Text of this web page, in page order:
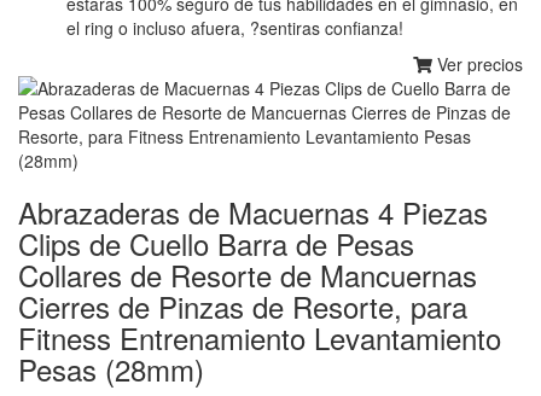
el ring o incluso afuera, ?sentiras confianza!
Ver precios
Abrazaderas de Macuernas 4 Piezas
Clips de Cuello Barra de Pesas
Collares de Resorte de Mancuernas
Cierres de Pinzas de Resorte, para
Fitness Entrenamiento Levantamiento
Pesas (28mm)